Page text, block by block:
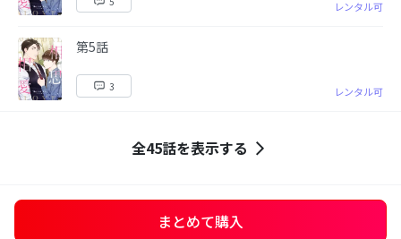
レンタル可
第5話
3 レンタル可
全45話を表示する
まとめて購入